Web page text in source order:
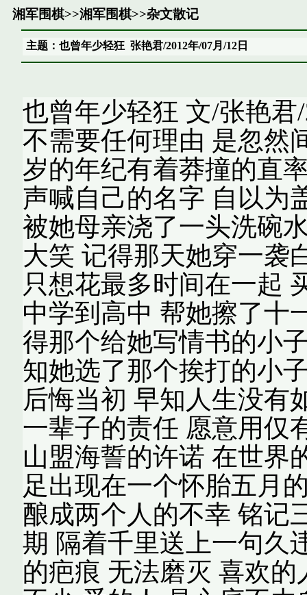
湘军围棋>>湘军围棋>>杂文散记
主题：也曾年少轻狂 张艳君/2012年/07月/12日
也曾年少轻狂 文/张艳君
不需要任何理由 是忽然
岁的年纪有着莽撞的直
声喊自己的名字 自以为
被她母亲浇了一头洗碗
大笑 记得那天她穿一袭
只想花最多时间在一起
中学到高中 帮她擦了十
得那个给她写情书的小
知她选了那个挨打的小
后悔当初 早知人生没有
一辈子的责任 愿意用仅
山盟海誓的许诺 在世界
足出现在一个怀胎五月
酿成两个人的不幸 铭记
期 隔着千里送上一句久
的疤痕 无法磨灭 喜欢